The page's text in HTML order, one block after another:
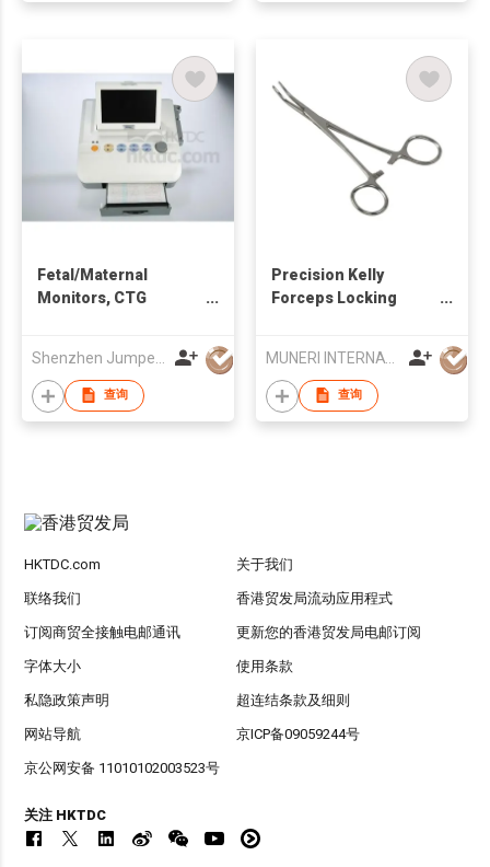
Fetal/Maternal
Monitors, CTG
查询
Precision Kelly
Forceps Locking
MUNERI INTERNATIONAL
查询
HKTDC.com 关于我们
联络我们 香港贸发局流动应用程式
订阅商贸全接触电邮通讯 更新您的香港贸发局电邮订阅
字体大小 使用条款
私隐政策声明 超连结条款及细则
网站导航 京ICP备09059244号
京公网安备 11010102003523号
关注 HKTDC